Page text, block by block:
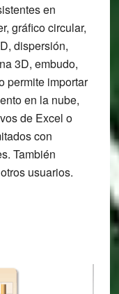
en
gráfico circular,
dispersión,
3D, embudo,
permite importar
en la nube,
de Excel o
con
También
usuarios.